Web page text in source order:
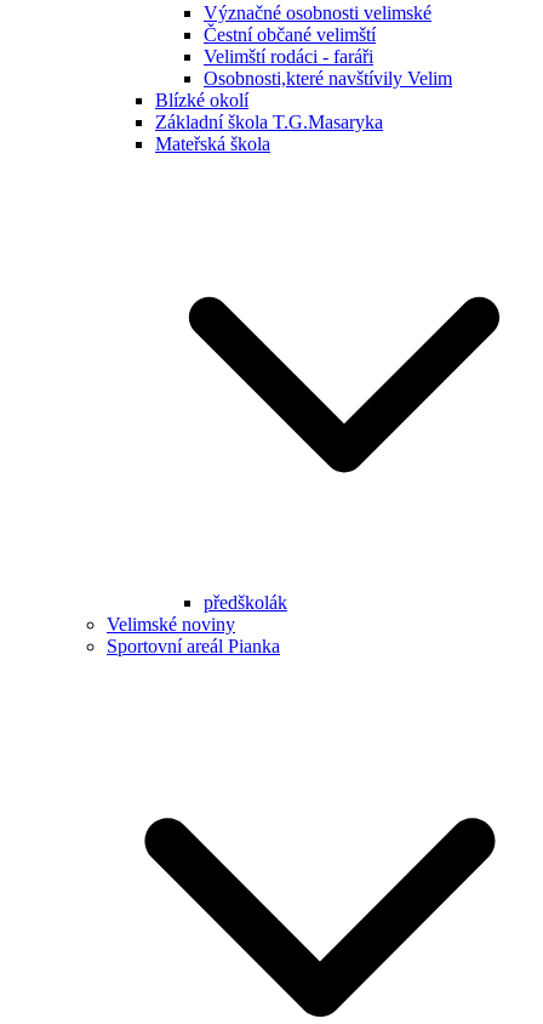
Význačné osobnosti velimské
Čestní občané velimští
Velimští rodáci - faráři
Osobnosti,které navštívily Velim
Blízké okolí
Základní škola T.G.Masaryka
Mateřská škola
předškolák
Velimské noviny
Sportovní areál Pianka